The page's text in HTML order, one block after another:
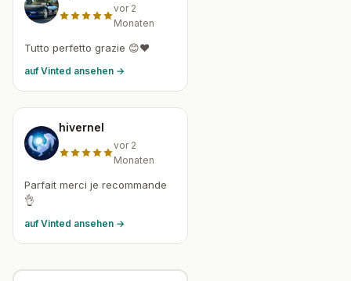
vor 2
Monaten
Tutto perfetto grazie 😊❤️
auf Vinted ansehen →
hivernel
vor 2
Monaten
Parfait merci je recommande
👌
auf Vinted ansehen →